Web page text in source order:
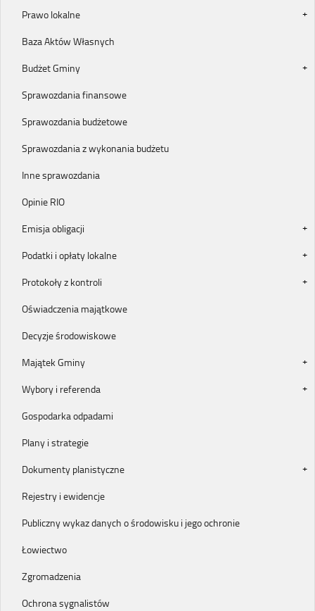
Prawo lokalne
Baza Aktów Własnych
Budżet Gminy
Sprawozdania finansowe
Sprawozdania budżetowe
Sprawozdania z wykonania budżetu
Inne sprawozdania
Opinie RIO
Emisja obligacji
Podatki i opłaty lokalne
Protokoły z kontroli
Oświadczenia majątkowe
Decyzje środowiskowe
Majątek Gminy
Wybory i referenda
Gospodarka odpadami
Plany i strategie
Dokumenty planistyczne
Rejestry i ewidencje
Publiczny wykaz danych o środowisku i jego ochronie
Łowiectwo
Zgromadzenia
Ochrona sygnalistów